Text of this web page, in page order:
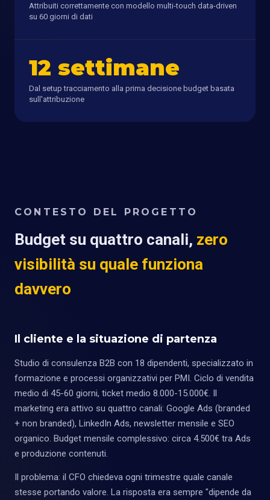
Attribuiti correttamente con modello multi-touch data-driven
su 60 giorni di dati
12 settimane
Dal setup tracciamento alla prima decisione budget basata
sull'attribuzione
CONTESTO DEL PROGETTO
Budget su quattro canali, zero
visibilità su quale funziona
davvero
Il cliente e la situazione di partenza
Studio di consulenza B2B con 18 dipendenti, specializzato in
formazione e processi organizzativi per PMI. Ciclo di vendita
medio di 45-60 giorni, ticket medio 8.000-15.000€. Il
marketing era attivo su quattro canali: Google Ads (branded
+ non branded), LinkedIn Ads, newsletter mensile e SEO
organico. Budget mensile complessivo: circa 4.500€ tra Ads
e produzione contenuti.
Il problema: il CFO chiedeva ogni trimestre quale canale
stesse portando valore. La risposta era sempre "dipende da